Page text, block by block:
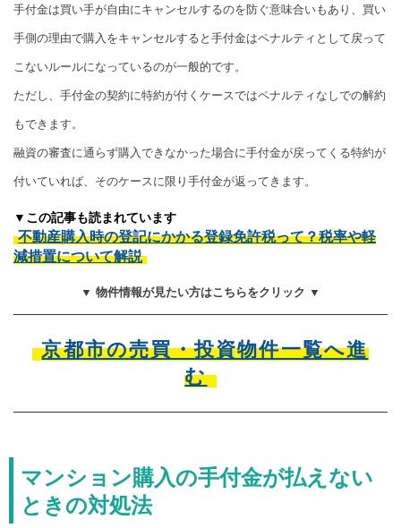
手付金は買い手が自由にキャンセルするのを防ぐ意味合いもあり、買い
手側の理由で購入をキャンセルすると手付金はペナルティとして戻って
こないルールになっているのが一般的です。
ただし、手付金の契約に特約が付くケースではペナルティなしでの解約
もできます。
融資の審査に通らず購入できなかった場合に手付金が戻ってくる特約が
付いていれば、そのケースに限り手付金が返ってきます。
▼この記事も読まれています
不動産購入時の登記にかかる登録免許税って？税率や軽
減措置について解説
▼ 物件情報が見たい方はこちらをクリック ▼
京都市の売買・投資物件一覧へ進
む
マンション購入の手付金が払えない
ときの対処法